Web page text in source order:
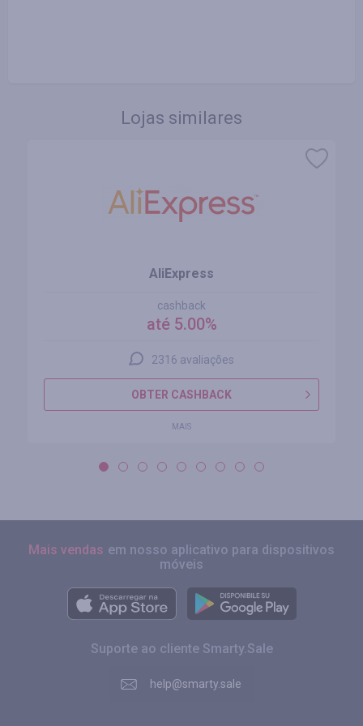
Lojas similares
AliExpress
cashback
até 5.00%
2316 avaliações
OBTER CASHBACK
MAIS
Mais vendas em nosso aplicativo para dispositivos
móveis
Suporte ao cliente Smarty.Sale
help@smarty.sale